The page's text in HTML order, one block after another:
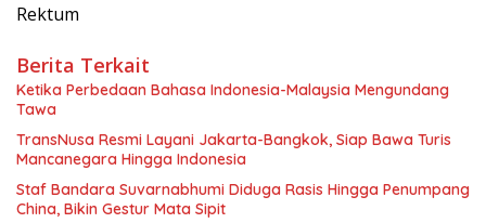
Rektum
Berita Terkait
Ketika Perbedaan Bahasa Indonesia-Malaysia Mengundang
Tawa
TransNusa Resmi Layani Jakarta-Bangkok, Siap Bawa Turis
Mancanegara Hingga Indonesia
Staf Bandara Suvarnabhumi Diduga Rasis Hingga Penumpang
China, Bikin Gestur Mata Sipit